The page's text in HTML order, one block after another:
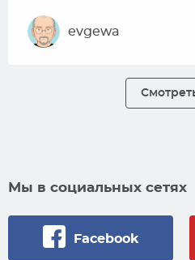
evgewa
Мы в социальных сетях
Facebook